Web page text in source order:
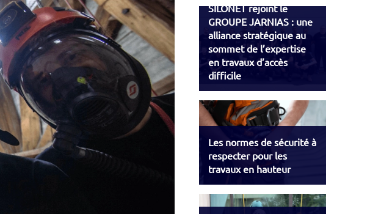
SILONET rejoint le
GROUPE JARNIAS : une
alliance stratégique au
sommet de l’expertise
en travaux d’accès
difficile
Les normes de sécurité à
respecter pour les
travaux en hauteur